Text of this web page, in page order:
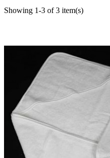
Showing 1-3 of 3 item(s)